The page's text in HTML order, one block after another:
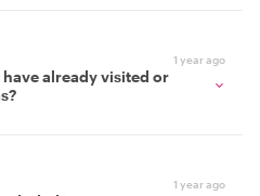
1 year ago
already visited or
1 year ago